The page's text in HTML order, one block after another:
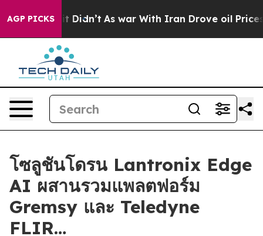
AGP PICKS
it Didn’t As war With Iran Drove oil Prices
โซลูชันโดรน Lantronix Edge
AI ผสานรวมแพลตฟอร์ม
Gremsy และ Teledyne
FLIR…